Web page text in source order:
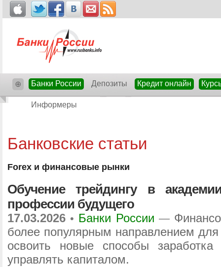
⊕ Банки России Депозиты Кредит онлайн
Информеры
Банковские статьи
Forex и финансовые рынки
Обучение трейдингу в
профессии будущего
17.03.2026 • Банки России —
более популярным направлением
освоить новые способы
управлять капиталом.